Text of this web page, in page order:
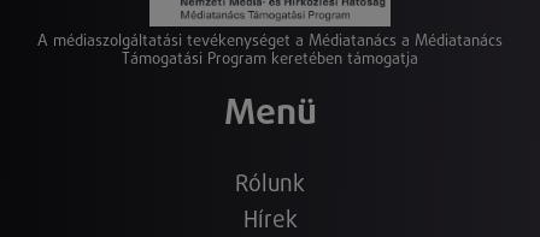
A médiaszolgáltatási tevékenységet a Médiatanács a Médiatanács
Támogatási Program keretében támogatja
Menü
Rólunk
Hírek